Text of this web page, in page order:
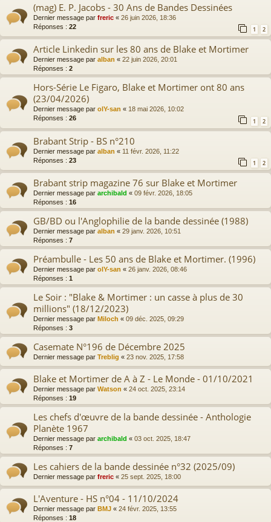
(mag) E. P. Jacobs - 30 Ans de Bandes Dessinées
Dernier message par freric « 26 juin 2026, 18:36
Réponses : 22 1 2
Article Linkedin sur les 80 ans de Blake et Mortimer
Dernier message par alban « 22 juin 2026, 20:01
Réponses : 2
Hors-Série Le Figaro, Blake et Mortimer ont 80 ans
(23/04/2026)
Dernier message par olY-san « 18 mai 2026, 10:02
Réponses : 26 1 2
Brabant Strip - BS n°210
Dernier message par alban « 11 févr. 2026, 11:22
Réponses : 23 1 2
Brabant strip magazine 76 sur Blake et Mortimer
Dernier message par archibald « 09 févr. 2026, 18:05
Réponses : 16
GB/BD ou l'Anglophilie de la bande dessinée (1988)
Dernier message par alban « 29 janv. 2026, 10:51
Réponses : 7
Préambulle - Les 50 ans de Blake et Mortimer. (1996)
Dernier message par olY-san « 26 janv. 2026, 08:46
Réponses : 1
Le Soir : "Blake & Mortimer : un casse à plus de 30
millions" (18/12/2023)
Dernier message par Miloch « 09 déc. 2025, 09:29
Réponses : 3
Casemate N°196 de Décembre 2025
Dernier message par Treblig « 23 nov. 2025, 17:58
Blake et Mortimer de A à Z - Le Monde - 01/10/2021
Dernier message par Watson « 24 oct. 2025, 23:14
Réponses : 19
Les chefs d'œuvre de la bande dessinée - Anthologie
Planète 1967
Dernier message par archibald « 03 oct. 2025, 18:47
Réponses : 7
Les cahiers de la bande dessinée n°32 (2025/09)
Dernier message par freric « 25 sept. 2025, 18:00
L'Aventure - HS n°04 - 11/10/2024
Dernier message par BMJ « 24 févr. 2025, 13:55
Réponses : 18